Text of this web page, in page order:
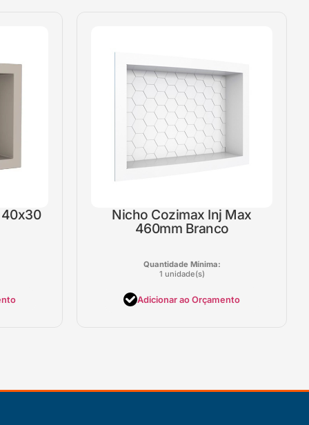
Nicho Cozimax Inj Max
460mm Branco
Quantidade Mínima:
1 unidade(s)
Adicionar ao Orçamento